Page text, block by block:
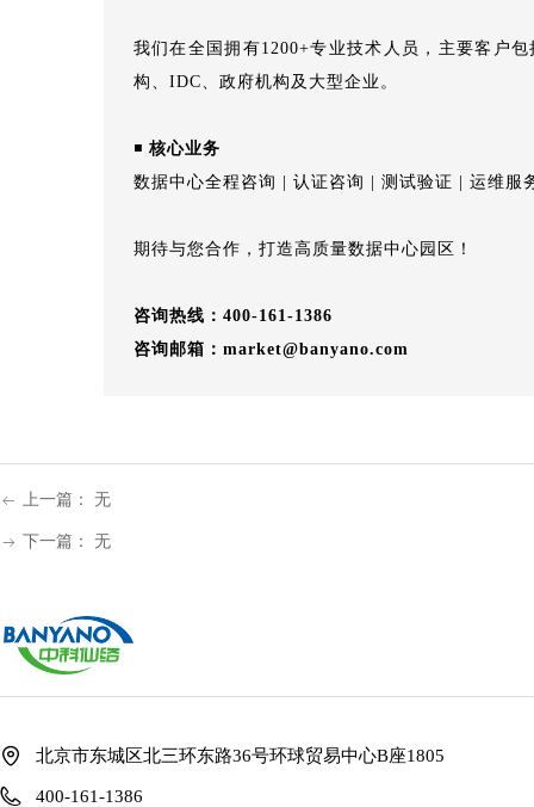
我们在全国拥有1200+专业技术人员，主要客户
构、IDC、政府机构及大型企业。
◾ 核心业务
数据中心全程咨询 | 认证咨询 | 测试验证 | 运维服
期待与您合作，打造高质量数据中心园区！
咨询热线：400-161-1386
咨询邮箱：market@banyano.com
ꂃ 上一篇： 无
ꁹ 下一篇： 无
北京市东城区北三环东路36号环球贸易中心B座1805
400-161-1386